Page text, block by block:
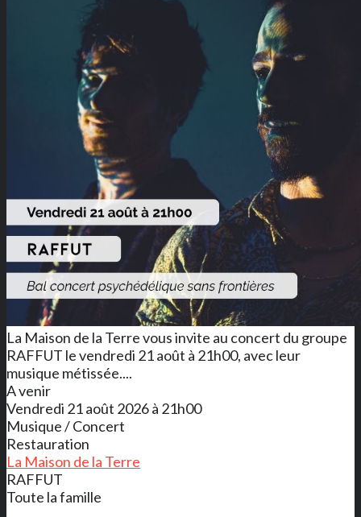
La Maison de la Terre vous invite au concert du groupe
RAFFUT le vendredi 21 août à 21h00, avec leur
musique métissée....
A venir
Vendredi 21 août 2026 à 21h00
Musique / Concert
Restauration
La Maison de la Terre
RAFFUT
Toute la famille